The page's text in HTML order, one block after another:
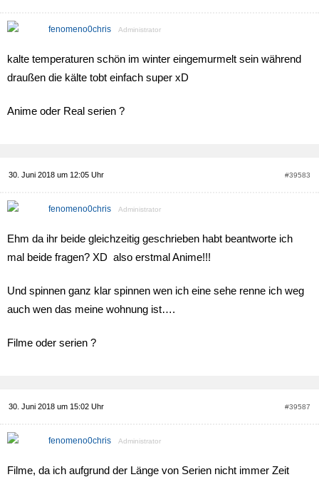
fenomeno0chris Administrator
kalte temperaturen schön im winter eingemurmelt sein während
draußen die kälte tobt einfach super xD
Anime oder Real serien ?
30. Juni 2018 um 12:05 Uhr #39583
fenomeno0chris Administrator
Ehm da ihr beide gleichzeitig geschrieben habt beantworte ich
mal beide fragen? XD also erstmal Anime!!!
Und spinnen ganz klar spinnen wen ich eine sehe renne ich weg
auch wen das meine wohnung ist….
Filme oder serien ?
30. Juni 2018 um 15:02 Uhr #39587
fenomeno0chris Administrator
Filme, da ich aufgrund der Länge von Serien nicht immer Zeit